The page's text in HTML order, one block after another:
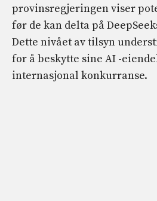
provinsregjeringen viser
før de kan delta på
Dette nivået av tilsyn
for å beskytte sine AI -
internasjonal konkurranse.